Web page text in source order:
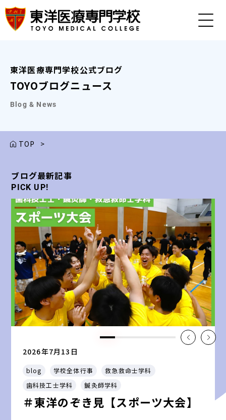
東洋医療専門学校公式ブログ
TOYOブログニュース
Blog & News
TOP >
ブログ最新記事
PICK UP!
2026年7月13日
blog 学校全体行事
救急救命士学科
歯科技工士学科
鍼灸師学科
＃東洋のぞき見【スポーツ大会】
ブログ最新記事
PICK UP!
ブログ最新記事
PICK UP!
ブログ最新記事
PICK UP!
ブログ最新記事
PICK UP!